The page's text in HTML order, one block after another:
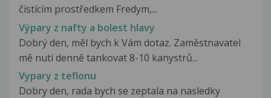
čistícím prostředkem Fredym,...
Výpary z nafty a bolest hlavy
Dobrý den, měl bych k Vám dotaz. Zaměstnavatel
mě nutí denně tankovat 8-10 kanystrů...
Vypary z teflonu
Dobry den, rada bych se zeptala na nasledky